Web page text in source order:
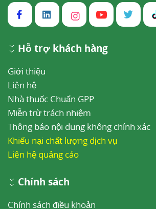
Hỗ trợ khách hàng
Giới thiệu
Liên hệ
Nhà thuốc Chuẩn GPP
Miễn trừ trách nhiệm
Thông báo nội dung không chính xác
Khiếu nại chất lượng dịch vụ
Liên hệ quảng cáo
Chính sách
Chính sách điều khoản